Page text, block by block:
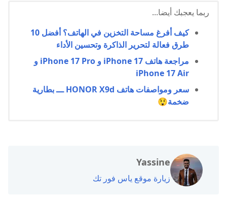
ربما يعجبك أيضا...
كيف أفرغ مساحة التخزين في الهاتف؟ أفضل 10
طرق فعالة لتحرير الذاكرة وتحسين الأداء
مراجعة هاتف iPhone 17 و iPhone 17 Pro و
iPhone 17 Air
سعر ومواصفات هاتف HONOR X9d ـــ بطارية
ضخمة😲
Yassine
زيارة موقع ياس فور تك